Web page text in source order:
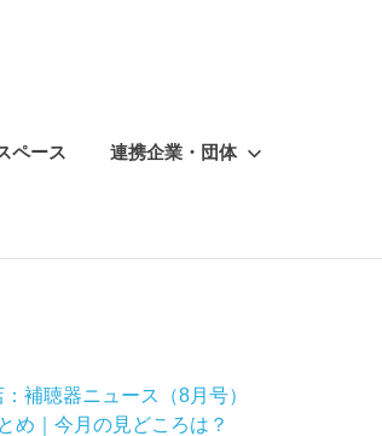
ペース 連携企業・団体
補聴器ニュース（8月号）
め｜今月の見どころは？